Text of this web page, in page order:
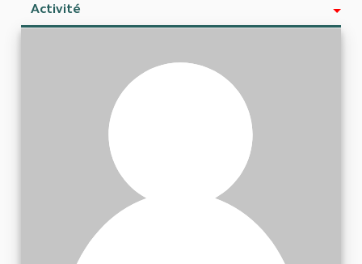
Activité